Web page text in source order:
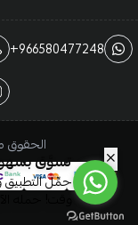
+966580477248
الحقوق
تسوَّق
حمِّل التطبيق